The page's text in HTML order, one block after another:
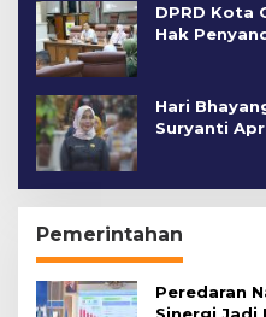
DPRD Kota
Hak
Hari
Suryanti
Pemerintahan
Peredaran